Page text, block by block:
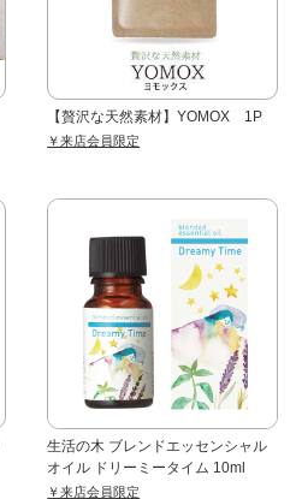
【贅沢な天然素材】YOMOX 1P
￥来店会員限定
生活の木 ブレンドエッセンシャル
オイル ドリーミータイム 10ml
￥来店会員限定